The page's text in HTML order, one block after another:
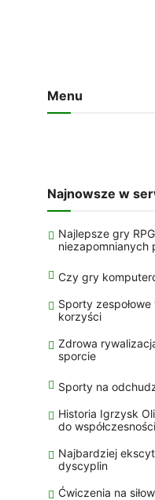
Menu
Najnowsze w
Najlepsze gry
niezapomnianych
Czy gry
Sporty
korzyści
Zdrowa
sporcie
Sporty na
Historia Igrzysk
do współczesności
Najbardziej
dyscyplin
Ćwiczenia na